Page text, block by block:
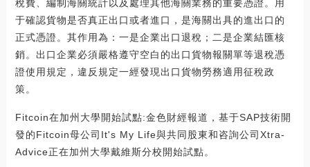
稅費、編制海關統計以及處理其他海關業務的重要憑證。用
于確認貨物是否真正出口或者進口，是海關出具的進出口的
正式憑證。其作用為：一是企業出口退稅；二是企業結匯核
銷。出口企業必須嚴格遵守空白的出口貨物報關單等退稅憑
證使用規定，違反規定一經發現出口貨物勞務適用征稅政
策。
Fitcoin在加州大學開始試點:金色財經報道，基于SAP技術開
發的Fitcoin母公司It's My Life與共同股東和咨詢公司Xtra-
Advice正在加州大學戴維斯分校開始試點。